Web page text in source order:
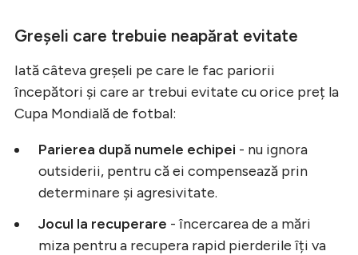
Greșeli care trebuie neapărat evitate
Iată câteva greșeli pe care le fac pariorii
începători și care ar trebui evitate cu orice preț la
Cupa Mondială de fotbal:
Parierea după numele echipei - nu ignora
outsiderii, pentru că ei compensează prin
determinare și agresivitate.
Jocul la recuperare - încercarea de a mări
miza pentru a recupera rapid pierderile îți va